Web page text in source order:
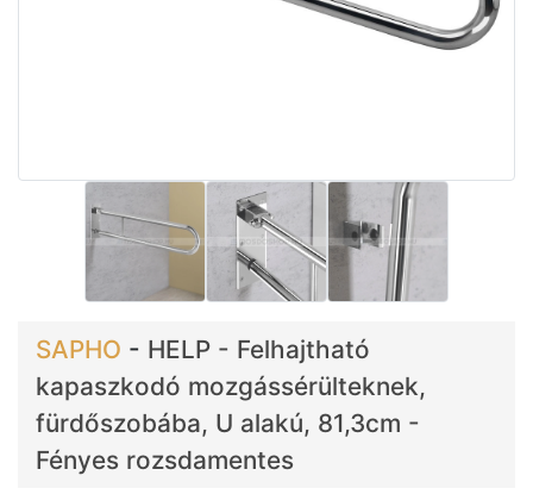
SAPHO - HELP - Felhajtható
kapaszkodó mozgássérülteknek,
fürdőszobába, U alakú, 81,3cm -
Fényes rozsdamentes